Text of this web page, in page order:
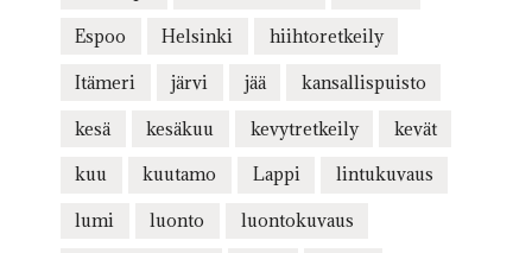
Espoo Helsinki hiihtoretkeily
Itämeri järvi jää kansallispuisto
kesä kesäkuu kevytretkeily kevät
kuu kuutamo Lappi lintukuvaus
lumi luonto luontokuvaus